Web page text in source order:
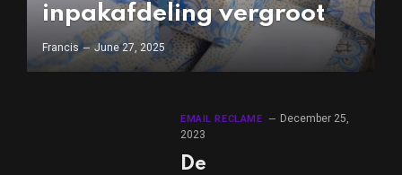
inpakafdeling vergroot
Francis June 27, 2025
EMAIL RECLAME
December 25,
2023
De